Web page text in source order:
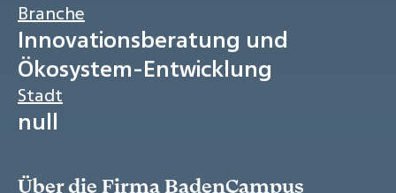
Branche
Innovationsberatung und
Ökosystem-Entwicklung
Stadt
null
Über die Firma BadenCampus